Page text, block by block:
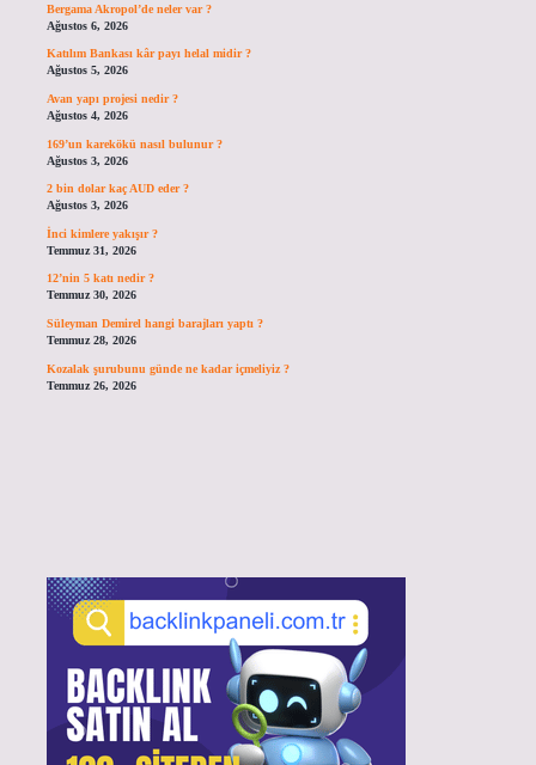
Bergama Akropol’de neler var ?
Ağustos 6, 2026
Katılım Bankası kâr payı helal midir ?
Ağustos 5, 2026
Avan yapı projesi nedir ?
Ağustos 4, 2026
169’un karekökü nasıl bulunur ?
Ağustos 3, 2026
2 bin dolar kaç AUD eder ?
Ağustos 3, 2026
İnci kimlere yakışır ?
Temmuz 31, 2026
12’nin 5 katı nedir ?
Temmuz 30, 2026
Süleyman Demirel hangi barajları yaptı ?
Temmuz 28, 2026
Kozalak şurubunu günde ne kadar içmeliyiz ?
Temmuz 26, 2026